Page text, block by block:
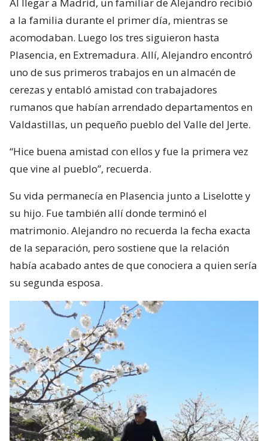
Al llegar a Madrid, un familiar de Alejandro recibió
a la familia durante el primer día, mientras se
acomodaban. Luego los tres siguieron hasta
Plasencia, en Extremadura. Allí, Alejandro encontró
uno de sus primeros trabajos en un almacén de
cerezas y entabló amistad con trabajadores
rumanos que habían arrendado departamentos en
Valdastillas, un pequeño pueblo del Valle del Jerte.
“Hice buena amistad con ellos y fue la primera vez
que vine al pueblo”, recuerda.
Su vida permanecía en Plasencia junto a Liselotte y
su hijo. Fue también allí donde terminó el
matrimonio. Alejandro no recuerda la fecha exacta
de la separación, pero sostiene que la relación
había acabado antes de que conociera a quien sería
su segunda esposa.